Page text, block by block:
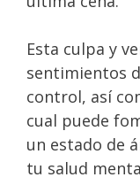
Esta culpa y
sentimientos
control, así
cual puede
un estado de
tu salud